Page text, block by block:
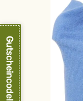
springen
Gutscheincode!